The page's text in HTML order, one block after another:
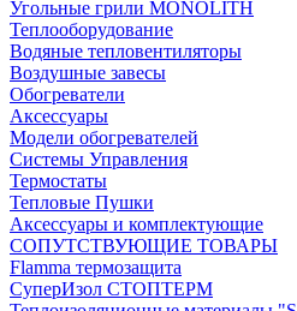
Угольные грили MONOLITH
Теплооборудование
Водяные тепловентиляторы
Воздушные завесы
Обогреватели
Аксессуары
Модели обогревателей
Системы Управления
Термостаты
Тепловые Пушки
Аксессуары и комплектующие
СОПУТСТВУЮЩИЕ ТОВАРЫ
Flamma термозащита
СуперИзол СТОПТЕРМ